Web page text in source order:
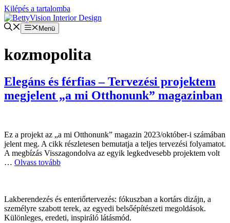
Kilépés a tartalomba
Menü
kozmopolita
Elegáns és férfias – Tervezési projektem
megjelent „a mi Otthonunk” magazinban
Ez a projekt az „a mi Otthonunk” magazin 2023/október-i számában
jelent meg. A cikk részletesen bemutatja a teljes tervezési folyamatot.
A megbízás Visszagondolva az egyik legkedvesebb projektem volt
… Olvass tovább
Lakberendezés és enteriőrtervezés: fókuszban a kortárs dizájn, a
személyre szabott terek, az egyedi belsőépítészeti megoldások.
Különleges, eredeti, inspiráló látásmód.